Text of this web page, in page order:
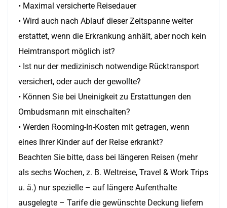
• Maximal versicherte Reisedauer
• Wird auch nach Ablauf dieser Zeitspanne weiter
erstattet, wenn die Erkrankung anhält, aber noch kein
Heimtransport möglich ist?
• Ist nur der medizinisch notwendige Rücktransport
versichert, oder auch der gewollte?
• Können Sie bei Uneinigkeit zu Erstattungen den
Ombudsmann mit einschalten?
• Werden Rooming-In-Kosten mit getragen, wenn
eines Ihrer Kinder auf der Reise erkrankt?
Beachten Sie bitte, dass bei längeren Reisen (mehr
als sechs Wochen, z. B. Weltreise, Travel & Work Trips
u. ä.) nur spezielle – auf längere Aufenthalte
ausgelegte – Tarife die gewünschte Deckung liefern